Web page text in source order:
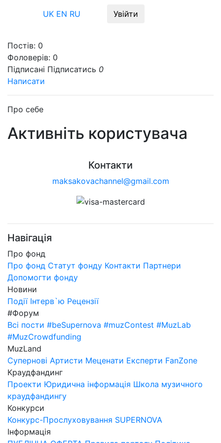
UK EN RU Увійти
Постів: 0
Фоловерів: 0
Підписані Підписатись 0
Написати
Про себе
Активніть користувача
Контакти
maksakovachannel@gmail.com
Навігація
Про фонд
Про фонд Статут фонду Контакти Партнери
Допомогти фонду
Новини
Події Інтерв`ю Рецензії
#Форум
Всі пости #beSupernova #muzContest #MuzLab
#MuzCrowdfunding
MuzLand
Супернові Артисти Меценати Експерти FanZone
Краудфандинг
Проекти Юридична інформація Школа музичного
краудфандингу
Конкурси
Конкурс-Прослуховування SUPERNOVA
Інформація